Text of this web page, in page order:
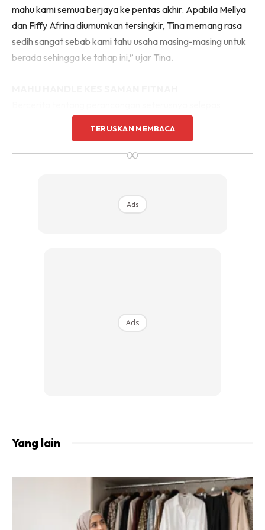
mahu kami semua berjaya ke pentas akhir. Apabila Mellya
dan Fiffy Afrina diumumkan tersingkir, Tina memang rasa
sedih sangat sebab kami tahu usaha masing-masing untuk
berada sehingga ke tahap ini,” ujar Tina.
sembilan bulan. Latihan ini melayakkan diri untuk bergelar
“Selepas selesai ‘chambering’ proses seterusnya ialah ‘filing
TERUSKAN MEMBACA
∞
Ads
Ads
Yang lain